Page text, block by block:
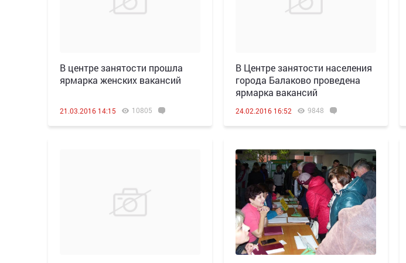
В центре занятости прошла
ярмарка женских вакансий
21.03.2016 14:15 10805
В Центре занятости населения
города Балаково проведена
ярмарка вакансий
24.02.2016 16:52 9848